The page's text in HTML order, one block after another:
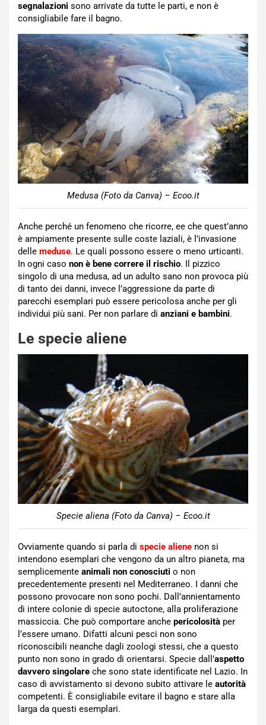
segnalazioni sono arrivate da tutte le parti, e non è
consigliabile fare il bagno.
Medusa (Foto da Canva) – Ecoo.it
Anche perché un fenomeno che ricorre, ee che quest’anno
è ampiamente presente sulle coste laziali, è l’invasione
delle meduse. Le quali possono essere o meno urticanti.
In ogni caso non è bene correre il rischio. Il pizzico
singolo di una medusa, ad un adulto sano non provoca più
di tanto dei danni, invece l’aggressione da parte di
parecchi esemplari può essere pericolosa anche per gli
individui più sani. Per non parlare di anziani e bambini.
Le specie aliene
Specie aliena (Foto da Canva) – Ecoo.it
Ovviamente quando si parla di specie aliene non si
intendono esemplari che vengono da un altro pianeta, ma
semplicemente animali non conosciuti o non
precedentemente presenti nel Mediterraneo. I danni che
possono provocare non sono pochi. Dall’annientamento
di intere colonie di specie autoctone, alla proliferazione
massiccia. Che può comportare anche pericolosità per
l’essere umano. Difatti alcuni pesci non sono
riconoscibili neanche dagli zoologi stessi, che a questo
punto non sono in grado di orientarsi. Specie dall’aspetto
davvero singolare che sono state identificate nel Lazio. In
caso di avvistamento si devono subito attivare le autorità
competenti. È consigliabile evitare il bagno e stare alla
larga da questi esemplari.